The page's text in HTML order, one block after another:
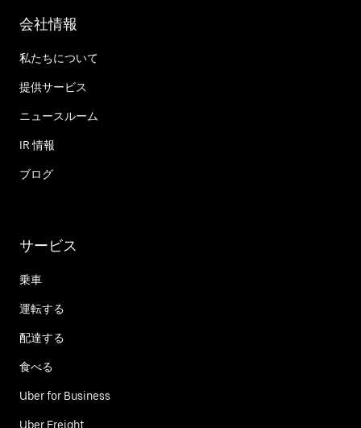
会社情報
私たちについて
提供サービス
ニュースルーム
IR 情報
ブログ
サービス
乗車
運転する
配達する
食べる
Uber for Business
Uber Freight